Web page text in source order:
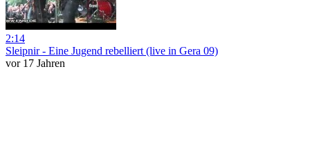
2:14
Sleipnir - Eine Jugend rebelliert (live in Gera 09)
vor 17 Jahren